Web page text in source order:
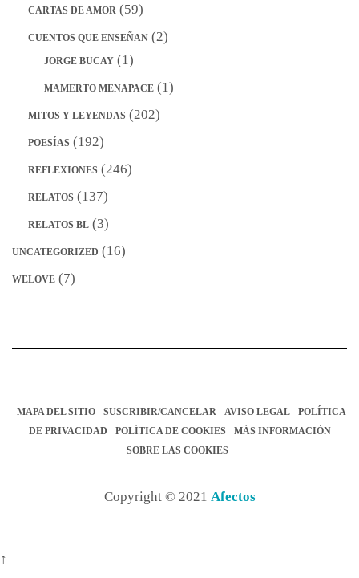
CARTAS DE AMOR (59)
CUENTOS QUE ENSEÑAN (2)
JORGE BUCAY (1)
MAMERTO MENAPACE (1)
MITOS Y LEYENDAS (202)
POESÍAS (192)
REFLEXIONES (246)
RELATOS (137)
RELATOS BL (3)
UNCATEGORIZED (16)
WELOVE (7)
MAPA DEL SITIO SUSCRIBIR/CANCELAR AVISO LEGAL
POLÍTICA
DE PRIVACIDAD
POLÍTICA DE COOKIES
MÁS INFORMACIÓN
SOBRE LAS COOKIES
Copyright © 2021 Afectos
↑